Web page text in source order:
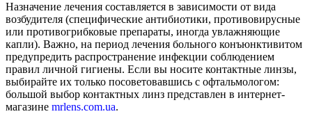
Назначение лечения составляется в зависимости от вида
возбудителя (специфические антибиотики, противовирусные
или противогрибковые препараты, иногда увлажняющие
капли). Важно, на период лечения больного конъюнктивитом
предупредить распространение инфекции соблюдением
правил личной гигиены. Если вы носите контактные линзы,
выбирайте их только посоветовавшись с офтальмологом:
большой выбор контактных линз представлен в интернет-
магазине mrlens.com.ua.